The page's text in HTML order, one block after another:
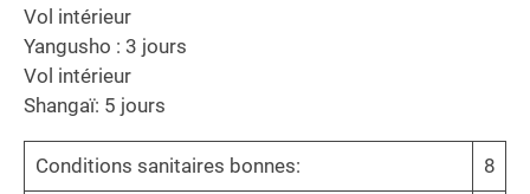
Vol intérieur
Yangusho : 3 jours
Vol intérieur
Shangaï: 5 jours
Conditions sanitaires bonnes: 8